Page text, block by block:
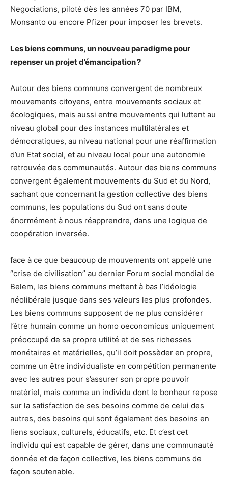
Negociations, piloté dès les années 70 par IBM,
Monsanto ou encore Pfizer pour imposer les brevets.
Les biens communs, un nouveau paradigme pour
repenser un projet d’émancipation ?
Autour des biens communs convergent de nombreux
mouvements citoyens, entre mouvements sociaux et
écologiques, mais aussi entre mouvements qui luttent au
niveau global pour des instances multilatérales et
démocratiques, au niveau national pour une réaffirmation
d’un Etat social, et au niveau local pour une autonomie
retrouvée des communautés. Autour des biens communs
convergent également mouvements du Sud et du Nord,
sachant que concernant la gestion collective des biens
communs, les populations du Sud ont sans doute
énormément à nous réapprendre, dans une logique de
coopération inversée.
face à ce que beaucoup de mouvements ont appelé une
“crise de civilisation” au dernier Forum social mondial de
Belem, les biens communs mettent à bas l’idéologie
néolibérale jusque dans ses valeurs les plus profondes.
Les biens communs supposent de ne plus considérer
l’être humain comme un homo oeconomicus uniquement
préoccupé de sa propre utilité et de ses richesses
monétaires et matérielles, qu’il doit possèder en propre,
comme un être individualiste en compétition permanente
avec les autres pour s’assurer son propre pouvoir
matériel, mais comme un individu dont le bonheur repose
sur la satisfaction de ses besoins comme de celui des
autres, des besoins qui sont également des besoins en
liens sociaux, culturels, éducatifs, etc. Et c’est cet
individu qui est capable de gérer, dans une communauté
donnée et de façon collective, les biens communs de
façon soutenable.